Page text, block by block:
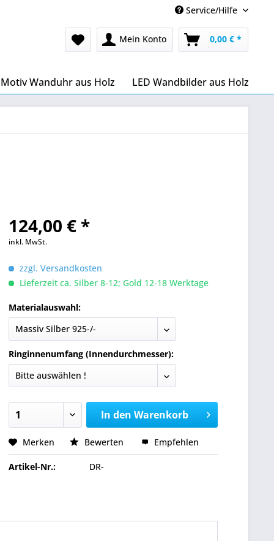
Service/Hilfe
Mein Konto 0,00 € *
Motiv Wanduhr aus Holz LED Wandbilder aus Holz
124,00 € *
inkl. MwSt.
zzgl. Versandkosten
Lieferzeit ca. Silber 8-12; Gold 12-18 Werktage
Materialauswahl:
Ringinnenumfang (Innendurchmesser):
In den Warenkorb
Merken Bewerten Empfehlen
Artikel-Nr.: DR-